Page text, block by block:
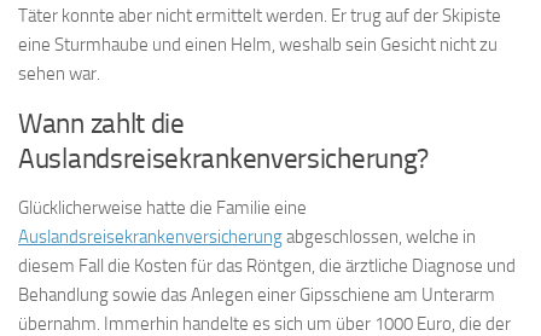
Täter konnte aber nicht ermittelt werden. Er trug auf der Skipiste
eine Sturmhaube und einen Helm, weshalb sein Gesicht nicht zu
sehen war.
Wann zahlt die
Auslandsreisekrankenversicherung?
Glücklicherweise hatte die Familie eine
Auslandsreisekrankenversicherungabgeschlossen, welche in
diesem Fall die Kosten für das Röntgen, die ärztliche Diagnose und
Behandlung sowie das Anlegen einer Gipsschiene am Unterarm
übernahm. Immerhin handelte es sich um über 1000 Euro, die der